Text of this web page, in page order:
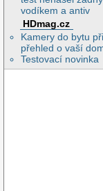
vodíkem a antiv
HDmag.cz
Kamery do bytu
přehled o vaší
Testovací novinka